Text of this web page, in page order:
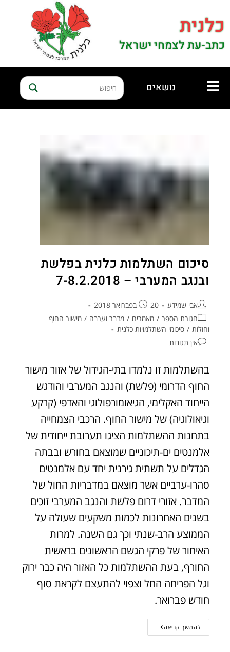
כלנית
כתב-עת לצמחי ישראל
נושאים
סיכום השתלמות כלנית בפלשת
ובנגב המערבי – 7-8.2.2018
אבי שמידע
20 בפברואר 2018
חגורת הספר / מאמרים / מדבר וערבה / מישור החוף
וחולות / סיכומי השתלמויות כלנית
אין תגובות
בהשתלמות זו נלמדו בתי-הגידול של אזור מישור
החוף הדרומי (פלשת) והנגב המערבי והודגש
הייחוד האקלימי, הגיאומורפולוגי והאדפי (קרקע
וגיאולוגיה) של מישור החוף. הרכבי הצמחייה
בתחנות ההשתלמות הציגו תערובת ייחודית של
אלמנטים ים-תיכוניים שמוצאם בחורש ובבתה
הגדלים על תשתית גירנית יחד עם אלמנטים
סהרו-ערביים אשר מוצאם במדבריות החול של
המדבר. אזורי דרום פלשת והנגב המערבי זוכים
בשנים האחרונות לכמות משקעים שעולה על
הממוצע הרב-שנתי וכך גם השנה. למרות
האיחור של פרקי הגשם הראשונים בראשית
החורף, בעת ההשתלמות כל האזור היה כבר ירוק
וגל הפריחה החל וצפוי להתעצם לקראת סוף
חודש פברואר.
להמשך קריאה